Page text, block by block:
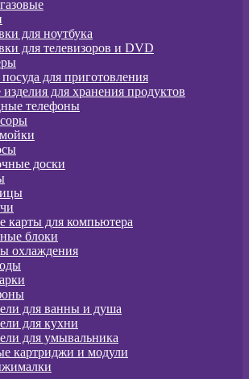
для ноутбука
для телевизоров и DVD
для приготовления
для хранения продуктов
телефоны
доски
карты для компьютера
блоки
охлаждения
для ванны и душа
для кухни
для умывальника
картриджи и модули